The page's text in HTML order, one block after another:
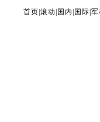
首页 滚动 国内 国际 军